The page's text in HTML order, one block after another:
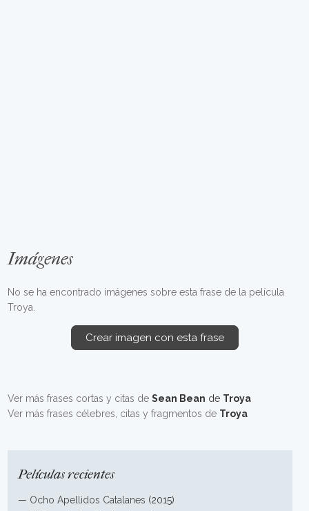
Imágenes
No se ha encontrado imágenes sobre esta frase de la película
Troya.
Crear imagen con esta frase
Ver más frases cortas y citas deSean Bean de Troya
Ver más frases célebres, citas y fragmentos de Troya
Películas recientes
— Ocho Apellidos Catalanes (2015)